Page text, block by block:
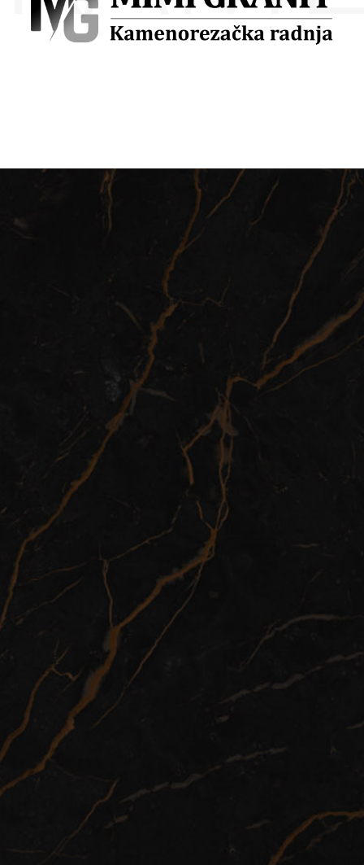
POŠALJITE UPIT
Budite slobodni i kontaktirajte nas putem kontakt
forme ukoliko imate bilo kakva pitanja.
Facebook